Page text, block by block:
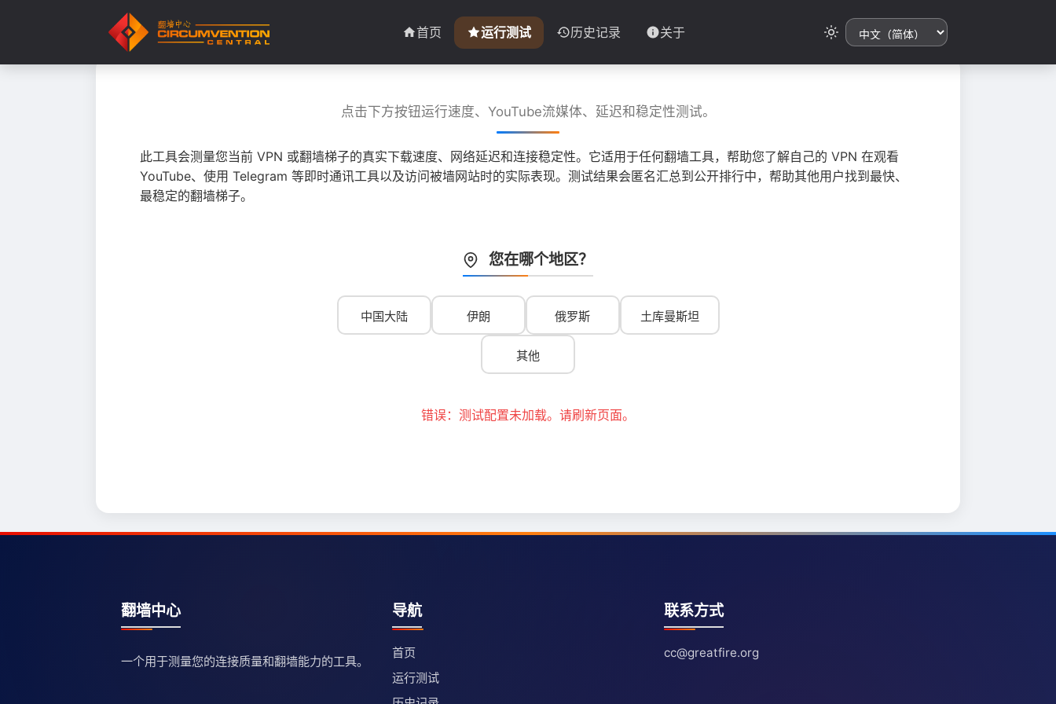
首页 运行测试 历史记录 关于
点击下方按钮运行速度、YouTube流媒体、延迟和稳定性测试。
此工具会测量您当前 VPN 或翻墙梯子的真实下载速度、网络延迟和连接稳定性。它适用于任何翻墙工具，帮助您了解自己的 VPN 在观看
YouTube、使用 Telegram 等即时通讯工具以及访问被墙网站时的实际表现。测试结果会匿名汇总到公开排行中，帮助其他用户找到最快、
最稳定的翻墙梯子。
您在哪个地区？
中国大陆 伊朗 俄罗斯 土库曼斯坦
其他
错误：测试配置未加载。请刷新页面。
翻墙中心
一个用于测量您的连接质量和翻墙能力的工具。
导航
首页
运行测试
联系方式
cc@greatfire.org